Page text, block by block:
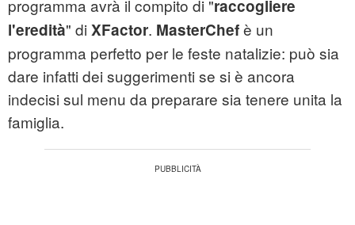
programma avrà il compito di "raccogliere
l'eredità" di XFactor. MasterChefè un
programma perfetto per le feste natalizie: può sia
dare infatti dei suggerimenti se si è ancora
indecisi sul menu da preparare sia tenere unita la
famiglia.